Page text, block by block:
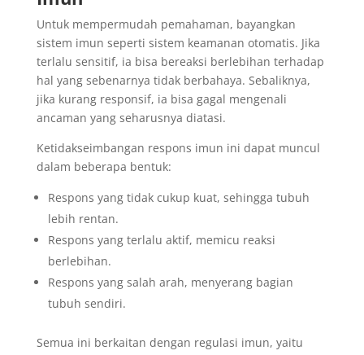
Untuk mempermudah pemahaman, bayangkan
sistem imun seperti sistem keamanan otomatis. Jika
terlalu sensitif, ia bisa bereaksi berlebihan terhadap
hal yang sebenarnya tidak berbahaya. Sebaliknya,
jika kurang responsif, ia bisa gagal mengenali
ancaman yang seharusnya diatasi.
Ketidakseimbangan respons imun ini dapat muncul
dalam beberapa bentuk:
Respons yang tidak cukup kuat, sehingga tubuh
lebih rentan.
Respons yang terlalu aktif, memicu reaksi
berlebihan.
Respons yang salah arah, menyerang bagian
tubuh sendiri.
Semua ini berkaitan dengan regulasi imun, yaitu